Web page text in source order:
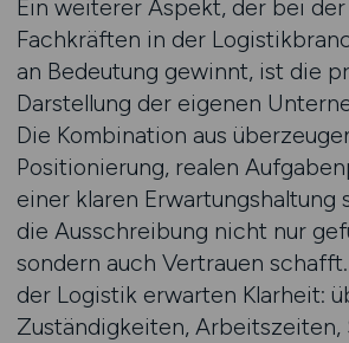
Ein weiterer Aspekt, der bei
Fachkräften in der
an Bedeutung gewinnt, ist die
Darstellung der eigenen
Die Kombination aus
Positionierung, realen
einer klaren Erwartungshaltung
die Ausschreibung nicht nur
sondern auch Vertrauen
der Logistik erwarten Klarheit:
Zuständigkeiten, Arbeitszeiten,